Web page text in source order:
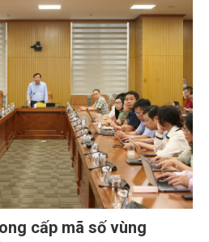
tảng giá trị truyền thống.